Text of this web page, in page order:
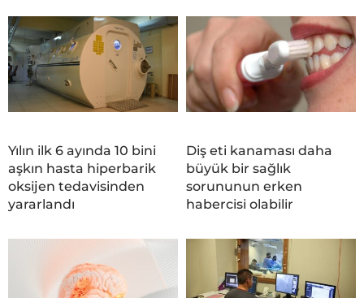
Yılın ilk 6 ayında 10 bini
aşkın hasta hiperbarik
oksijen tedavisinden
yararlandı
Diş eti kanaması daha
büyük bir sağlık
sorununun erken
habercisi olabilir